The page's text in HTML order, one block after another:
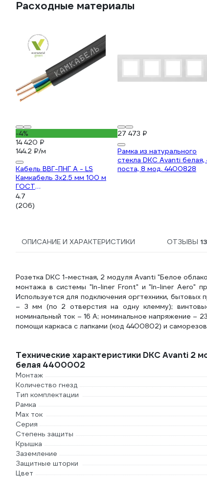
Расходные материалы
-4%
14 420 ₽
144.2 ₽/м
Кабель ВВГ-ПНГ А - LS
Камкабель 3x2.5 мм 100 м
ГОСТ
1157К30HG00070А0100М
4.7
(206)
27 473 ₽
Рамка из натурального
стекла DKC Avanti белая,
поста, 8 мод. 4400828
ОПИСАНИЕ И ХАРАКТЕРИСТИКИ ОТЗЫВЫ 13
Розетка DKC 1-местная, 2 модуля Avanti "Белое
монтажа в системы "In-liner Front" и "In-liner Aero"
Используется для подключения оргтехники, бытовых
– 3 мм (по 2 отверстия на одну клемму);
номинальный ток – 16 A; номинальное напряжение –
помощи каркаса с лапками (код 4400802) и
Технические характеристики DKC Avanti 2
белая 4400002
Монтаж
Количество гнезд
Тип комплектации
Рамка
Max ток
Серия
Степень защиты
Крышка
Заземление
Защитные шторки
Цвет